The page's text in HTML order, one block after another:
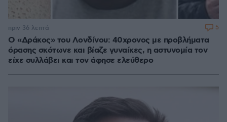
Ο «Δράκος» του Λονδίνου: 40χρονος με προβλήματα
όρασης σκότωνε και βίαζε γυναίκες, η αστυνομία τον
είχε συλλάβει και τον άφησε ελεύθερο
πριν 36 λεπτά 5